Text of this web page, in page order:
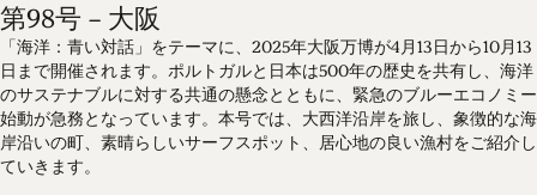
第98号 - 大阪
「海洋：青い対話」をテーマに、2025年大阪万博が4月13日から10月13
日まで開催されます。ポルトガルと日本は500年の歴史を共有し、海洋
のサステナブルに対する共通の懸念とともに、緊急のブルーエコノミー
始動が急務となっています。本号では、大西洋沿岸を旅し、象徴的な海
岸沿いの町、素晴らしいサーフスポット、居心地の良い漁村をご紹介し
ていきます。